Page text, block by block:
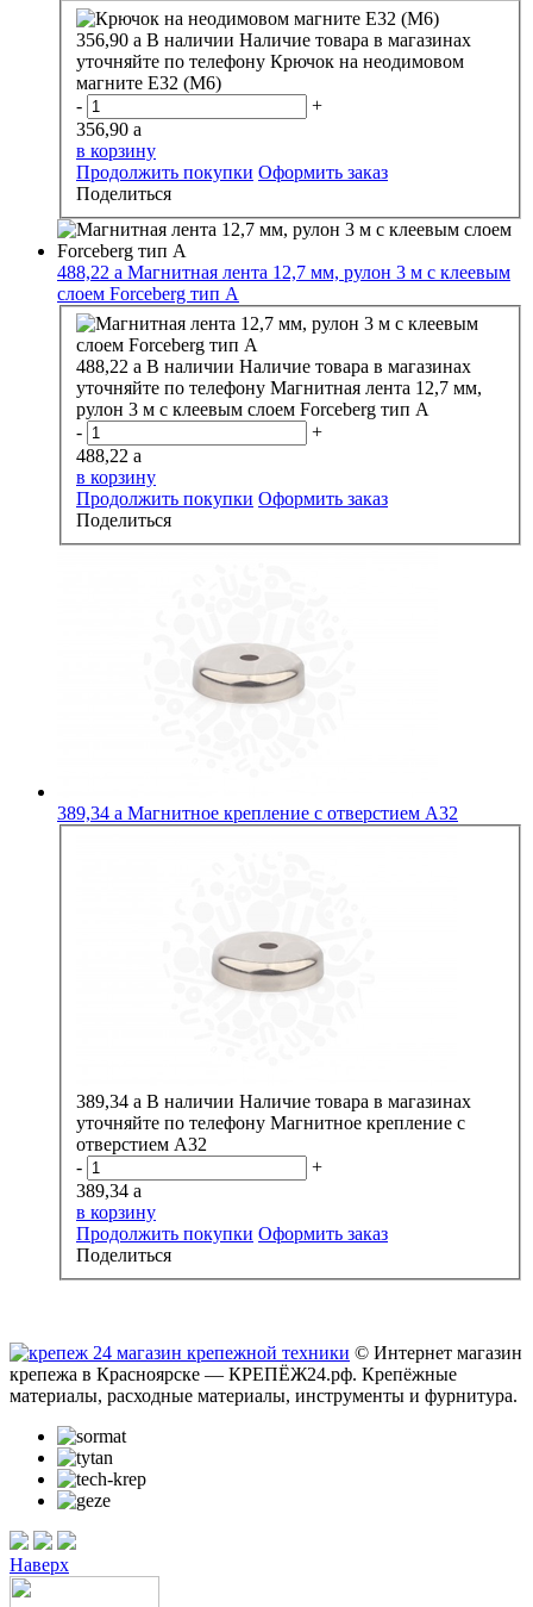
356,90 a В наличии Наличие товара в магазинах
уточняйте по телефону Крючок на неодимовом
магните E32 (M6)
-
+
356,90 a
в корзину
Продолжить покупки Оформить заказ
Поделиться
488,22 a Магнитная лента 12,7 мм, рулон 3 м с клеевым
слоем Forceberg тип А
488,22 a В наличии Наличие товара в магазинах
уточняйте по телефону Магнитная лента 12,7 мм,
рулон 3 м с клеевым слоем Forceberg тип А
-
+
488,22 a
в корзину
Продолжить покупки Оформить заказ
Поделиться
389,34 a Магнитное крепление с отверстием А32
389,34 a В наличии Наличие товара в магазинах
уточняйте по телефону Магнитное крепление с
отверстием А32
-
+
389,34 a
в корзину
Продолжить покупки Оформить заказ
Поделиться
© Интернет магазин
крепежа в Красноярске — КРЕПЁЖ24.рф. Крепёжные
материалы, расходные материалы, инструменты и фурнитура.
Наверх